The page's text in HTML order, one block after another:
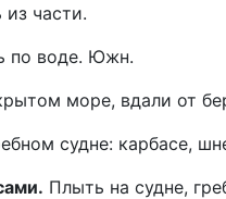
из части.
по воде. Южн.
море, вдали от
судне: карбасе,
Плыть на судне,